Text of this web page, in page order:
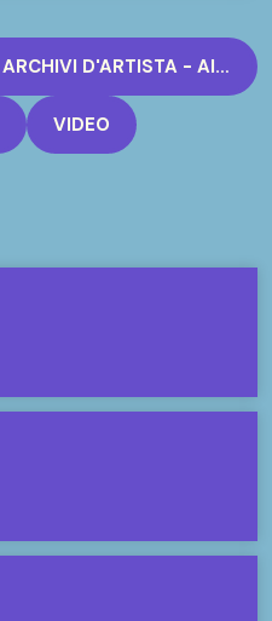
ASSOCIAZIONE ITALIANA ARCHIVI D'ARTISTA - AITART
VIDEO